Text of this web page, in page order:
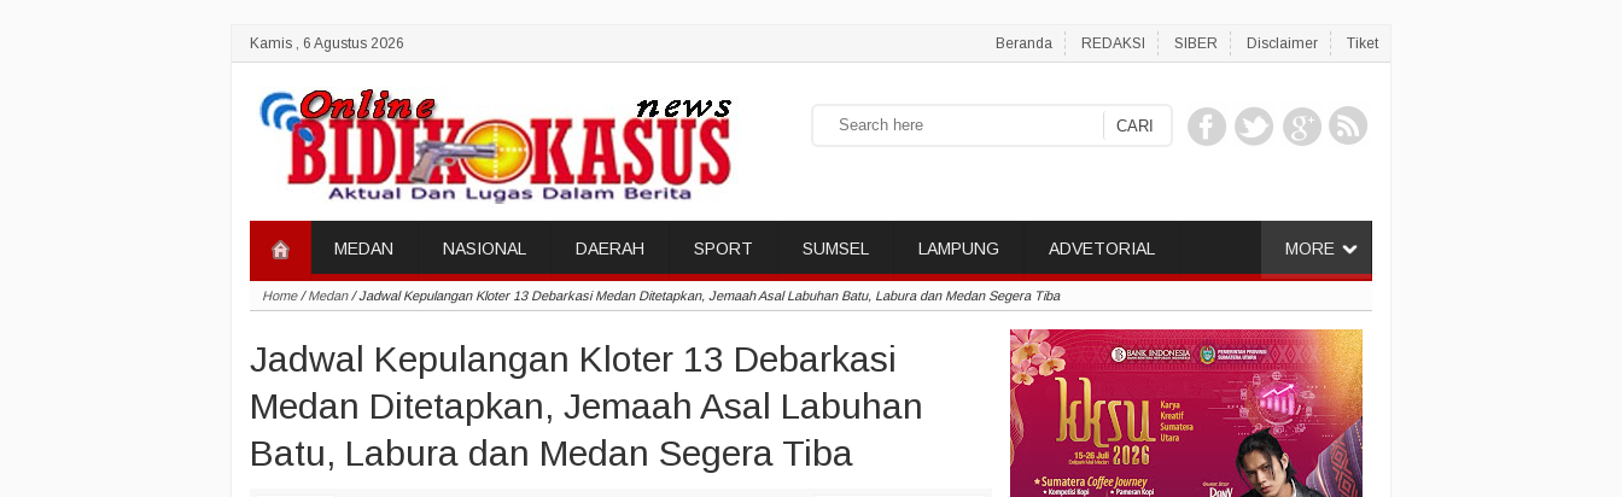
Kamis , 6 Agustus 2026 Beranda REDAKSI SIBER Disclaimer Tiket
MORE
MEDAN NASIONAL DAERAH SPORT SUMSEL LAMPUNG ADVETORIAL
Home/Medan/Jadwal Kepulangan Kloter 13 Debarkasi Medan Ditetapkan, Jemaah Asal Labuhan Batu, Labura dan Medan Segera Tiba
Jadwal Kepulangan Kloter 13 Debarkasi
Medan Ditetapkan, Jemaah Asal Labuhan
Batu, Labura dan Medan Segera Tiba